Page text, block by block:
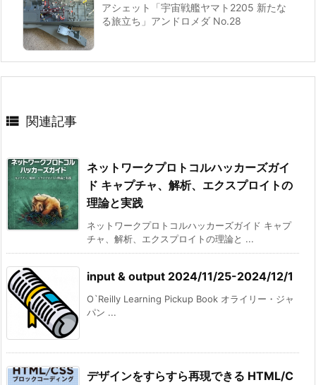
アシェット「宇宙戦艦ヤマト2205 新たな
る旅立ち」アンドロメダ No.28
 関連記事
ネットワークプロトコルハッカーズガイ
ド キャプチャ、解析、エクスプロイトの
理論と実践
ネットワークプロトコルハッカーズガイド キャプ
チャ、解析、エクスプロイトの理論と ...
input & output 2024/11/25-2024/12/1
O`Reilly Learning Pickup Book オライリー・ジャ
パン ...
デザインをすらすら再現できる HTML/C